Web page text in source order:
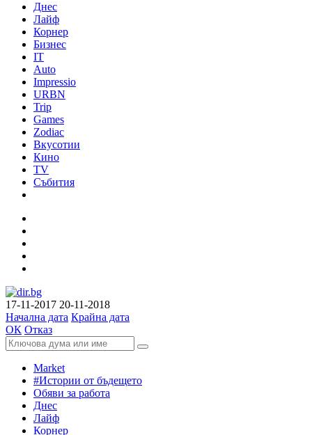
Днес
Лайф
Корнер
Бизнес
IT
Auto
Impressio
URBN
Trip
Games
Zodiac
Вкусотии
Кино
TV
Събития
17-11-2017 20-11-2018
Начална дата Крайна дата
ОК Отказ
Market
#Истории от бъдещето
Обяви за работа
Днес
Лайф
Корнер